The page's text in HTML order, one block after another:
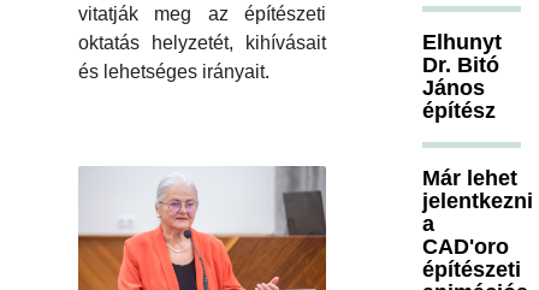
vitatják meg az építészeti
oktatás helyzetét, kihívásait
és lehetséges irányait.
Elhunyt
Dr. Bitó
János
építész
Már lehet
jelentkezni
a
CAD'oro
építészeti